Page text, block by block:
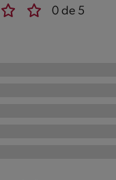
0 de 5